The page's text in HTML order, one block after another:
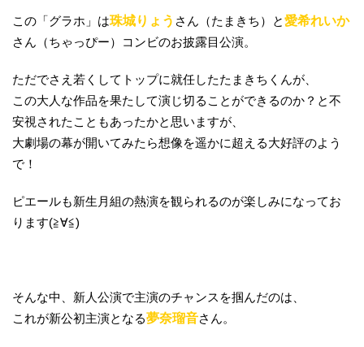
この「グラホ」は珠城りょう さん（たまきち）と愛希れいか
さん（ちゃっぴー）コンビのお披露目公演。
ただでさえ若くしてトップに就任したたまきちくんが、
この大人な作品を果たして演じ切ることができるのか？と不
安視されたこともあったかと思いますが、
大劇場の幕が開いてみたら想像を遥かに超える大好評のよう
で！
ピエールも新生月組の熱演を観られるのが楽しみになってお
ります(≧∀≦)
そんな中、新人公演で主演のチャンスを掴んだのは、
これが新公初主演となる夢奈瑠音さん。